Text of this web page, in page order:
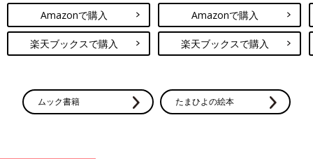
Amazonで購入
楽天ブックスで購入
Amazonで購入
楽天ブックスで購入
ムック書籍 たまひよの絵本